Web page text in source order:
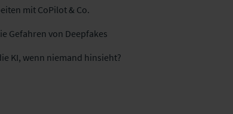
mit CoPilot & Co.
Gefahren von Deepfakes
KI, wenn niemand hinsieht?